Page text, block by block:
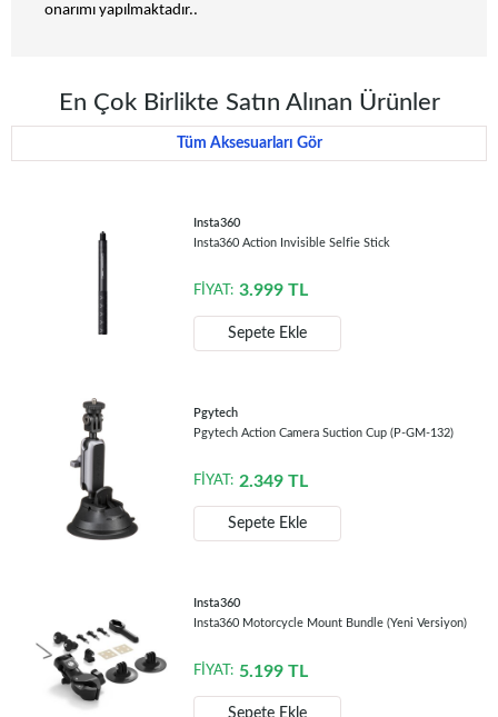
onarımı yapılmaktadır..
En Çok Birlikte Satın Alınan Ürünler
Tüm Aksesuarları Gör
Insta360
Insta360 Action Invisible Selfie Stick
FİYAT: 3.999 TL
Sepete Ekle
Pgytech
Pgytech Action Camera Suction Cup (P-GM-132)
FİYAT: 2.349 TL
Sepete Ekle
Insta360
Insta360 Motorcycle Mount Bundle (Yeni Versiyon)
FİYAT: 5.199 TL